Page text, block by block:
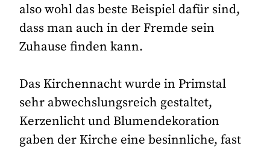
also wohl das beste Beispiel dafür sind,
dass man auch in der Fremde sein
Zuhause finden kann.
Das Kirchennacht wurde in Primstal
sehr abwechslungsreich gestaltet,
Kerzenlicht und Blumendekoration
gaben der Kirche eine besinnliche, fast